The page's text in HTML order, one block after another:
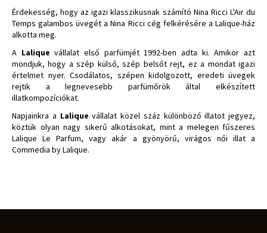
Érdekesség, hogy az igazi klasszikusnak számító Nina Ricci L'Air du
Temps galambos üvegét a Nina Ricci cég felkérésére a Lalique-ház
alkotta meg.
A Lalique vállalat első parfümjét 1992-ben adta ki. Amikor azt
mondjuk, hogy a szép külső, szép belsőt rejt, ez a mondat igazi
értelmet nyer. Csodálatos, szépen kidolgozott, eredeti üvegek
rejtik a legnevesebb parfümőrök által elkészített
illatkompozíciókat.
Napjainkra a Laliquevállalat közel száz különböző illatot jegyez,
köztük olyan nagy sikerű alkotásokat, mint a melegen fűszeres
Lalique Le Parfum, vagy akár a gyönyörű, virágos női illat a
Commedia by Lalique.